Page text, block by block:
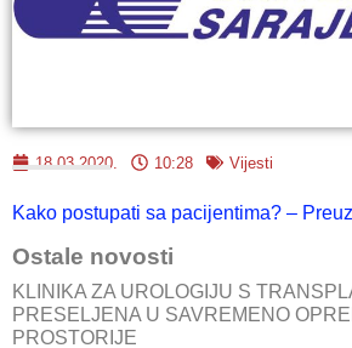
18.03.2020. 10:28 Vijesti
Kako postupati sa pacijentima? –
Ostale novosti
KLINIKA ZA UROLOGIJU S
PRESELJENA U SAVREMENO
PROSTORIJE